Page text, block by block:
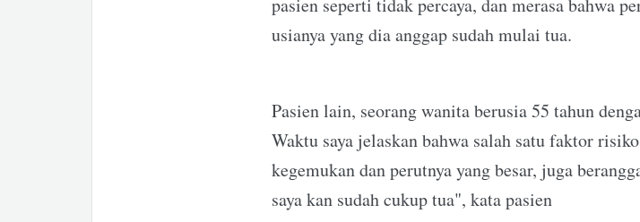
pasien seperti tidak percaya, dan merasa bahwa
usianya yang dia anggap sudah mulai tua.
Pasien lain, seorang wanita berusia 55 tahun
Waktu saya jelaskan bahwa salah satu faktor
kegemukan dan perutnya yang besar, juga
saya kan sudah cukup tua", kata pasien